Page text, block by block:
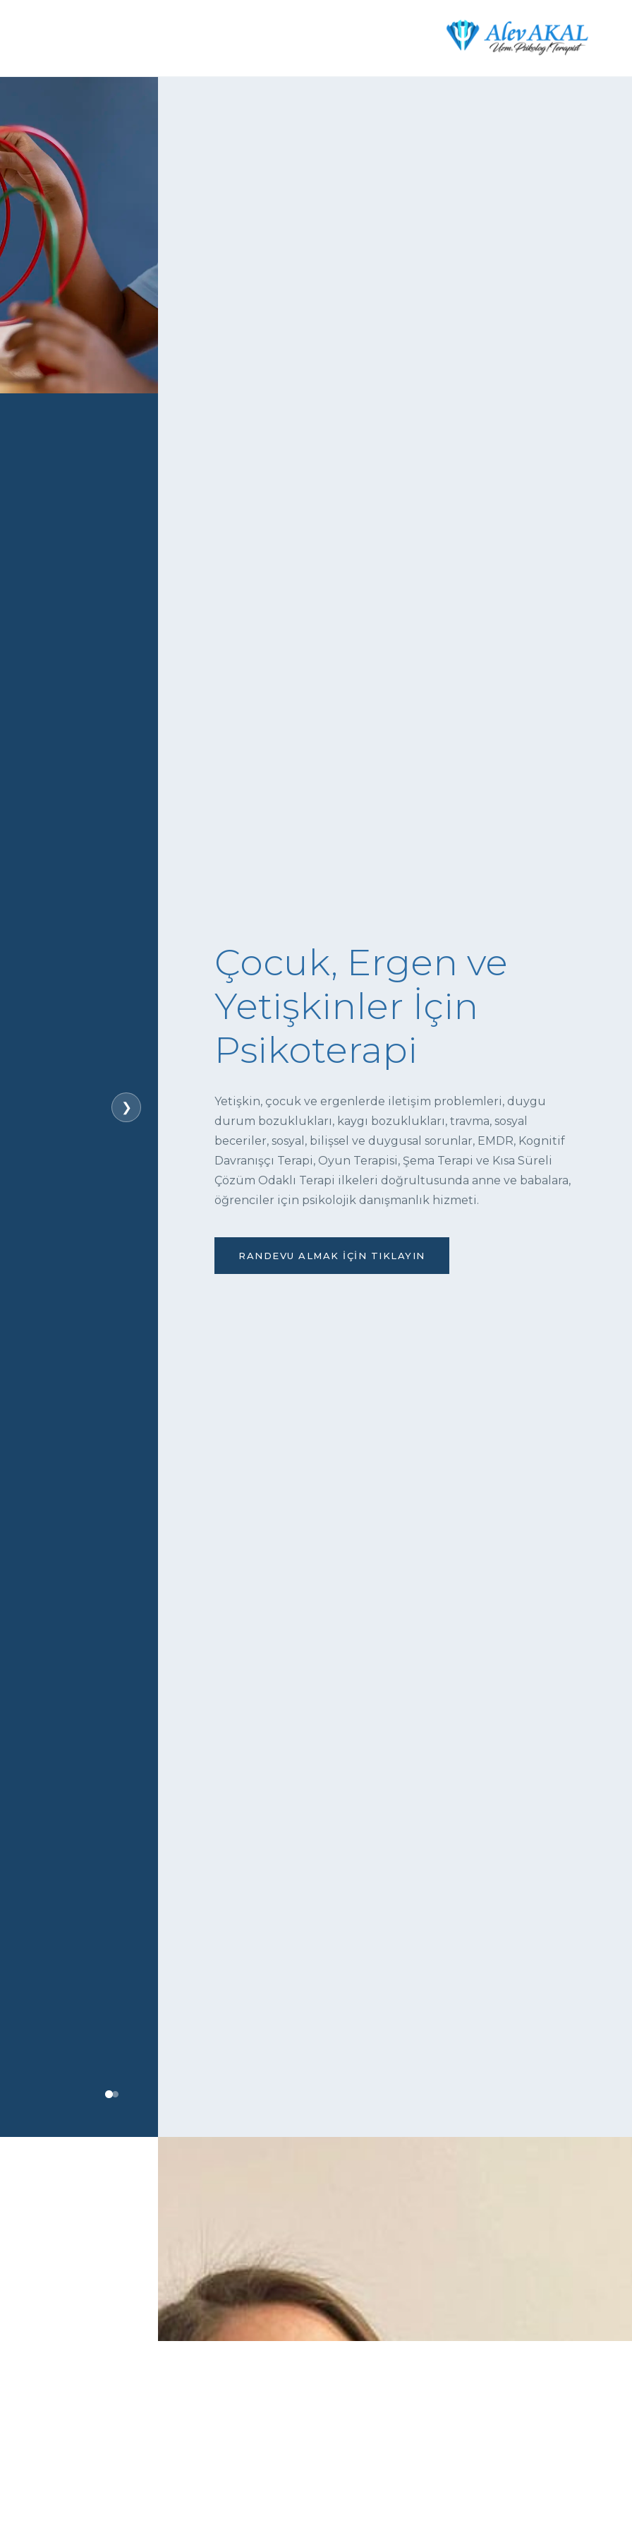
❯
Çocuk, Ergen ve
Yetişkinler İçin
Psikoterapi
Yetişkin, çocuk ve ergenlerde iletişim problemleri, duygu
durum bozuklukları, kaygı bozuklukları, travma, sosyal
beceriler, sosyal, bilişsel ve duygusal sorunlar, EMDR, Kognitif
Davranışçı Terapi, Oyun Terapisi, Şema Terapi ve Kısa Süreli
Çözüm Odaklı Terapi ilkeleri doğrultusunda anne ve babalara,
öğrenciler için psikolojik danışmanlık hizmeti.
RANDEVU ALMAK İÇIN TIKLAYIN